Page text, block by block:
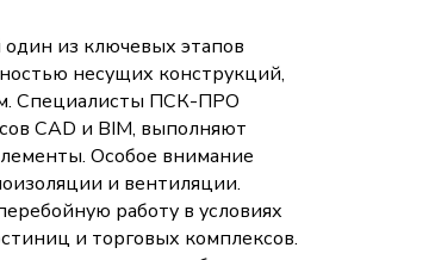
из ключевых этапов
несущих конструкций,
Специалисты ПСК-ПРО
CAD и BIM, выполняют
Особое внимание
и вентиляции.
работу в условиях
и торговых комплексов.